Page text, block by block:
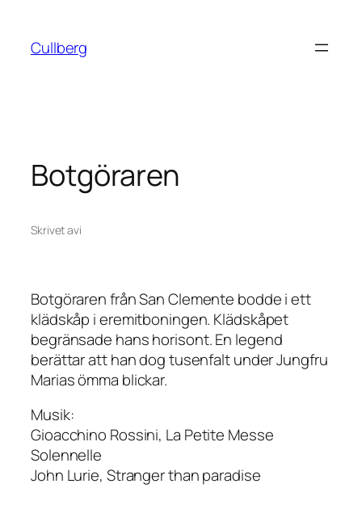
innehåll
Cullberg
Botgöraren
Skrivet avi
Botgöraren från San Clemente bodde i ett
klädskåp i eremitboningen. Klädskåpet
begränsade hans horisont. En legend
berättar att han dog tusenfalt under Jungfru
Marias ömma blickar.
Musik:
Gioacchino Rossini, La Petite Messe
Solennelle
John Lurie, Stranger than paradise